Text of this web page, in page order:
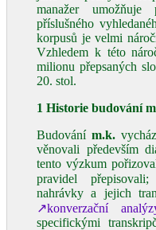
manažer umožňuje
příslušného
korpusů je velmi
Vzhledem k této
milionu přepsaných
20. stol.
1 Historie budování
Budování m.k.
věnovali především
tento výzkum
pravidel
nahrávky a jejich
↗konverzační
specifickými